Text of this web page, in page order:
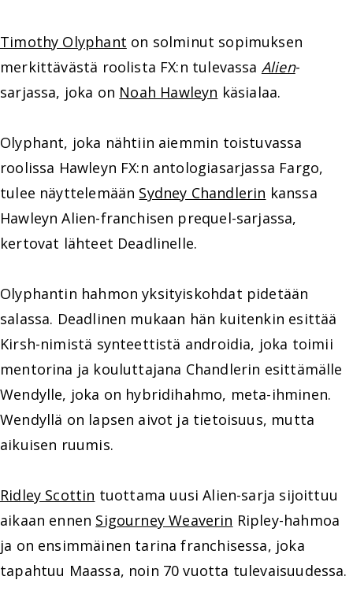
Timothy Olyphant on solminut sopimuksen
merkittävästä roolista FX:n tulevassa Alien-
sarjassa, joka on Noah Hawleyn käsialaa.
Olyphant, joka nähtiin aiemmin toistuvassa
roolissa Hawleyn FX:n antologiasarjassa Fargo,
tulee näyttelemään Sydney Chandlerin kanssa
Hawleyn Alien-franchisen prequel-sarjassa,
kertovat lähteet Deadlinelle.
Olyphantin hahmon yksityiskohdat pidetään
salassa. Deadlinen mukaan hän kuitenkin esittää
Kirsh-nimistä synteettistä androidia, joka toimii
mentorina ja kouluttajana Chandlerin esittämälle
Wendylle, joka on hybridihahmo, meta-ihminen.
Wendyllä on lapsen aivot ja tietoisuus, mutta
aikuisen ruumis.
Ridley Scottin tuottama uusi Alien-sarja sijoittuu
aikaan ennen Sigourney Weaverin Ripley-hahmoa
ja on ensimmäinen tarina franchisessa, joka
tapahtuu Maassa, noin 70 vuotta tulevaisuudessa.